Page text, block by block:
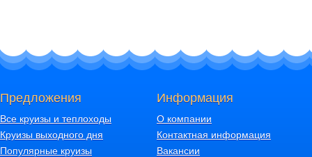
Предложения
Все круизы и теплоходы
Круизы выходного дня
Популярные круизы
Информация
О компании
Контактная информация
Вакансии